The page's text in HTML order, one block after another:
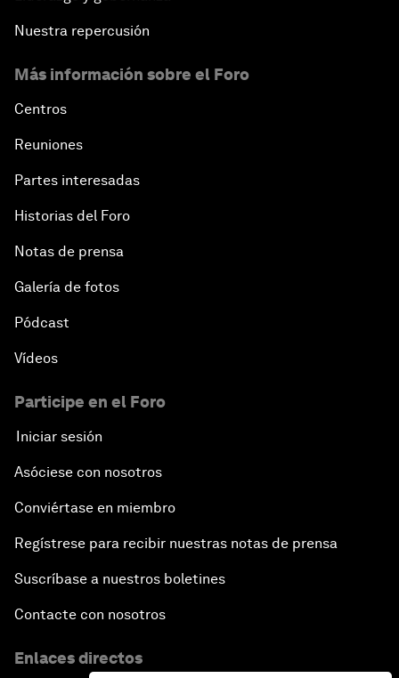
Nuestra repercusión
Más información sobre el Foro
Centros
Reuniones
Partes interesadas
Historias del Foro
Notas de prensa
Galería de fotos
Pódcast
Vídeos
Participe en el Foro
Iniciar sesión
Asóciese con nosotros
Conviértase en miembro
Regístrese para recibir nuestras notas de prensa
Suscríbase a nuestros boletines
Contacte con nosotros
Enlaces directos